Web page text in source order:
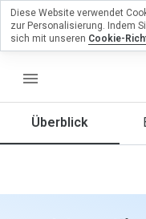
menu
Überblick
Sie eine
Wie
Website
Diese Website verwendet
zur Personalisierung. Indem
sich mit unseren Cookie-